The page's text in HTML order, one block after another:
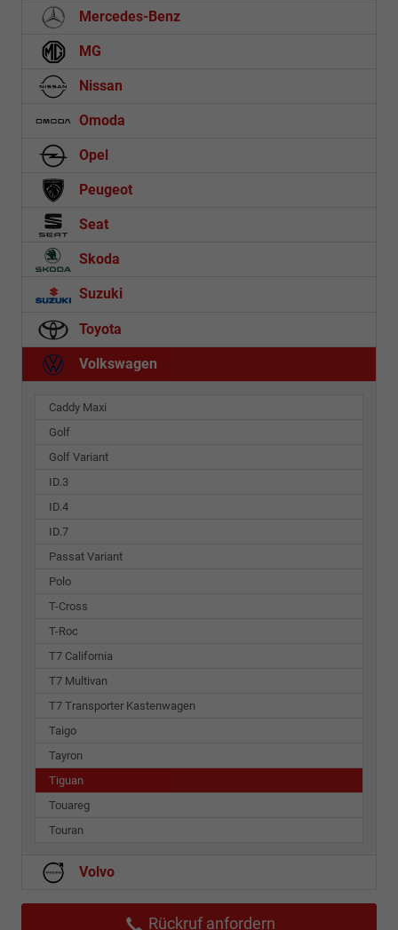
Mercedes-Benz
MG
Nissan
Omoda
Opel
Peugeot
Seat
Skoda
Suzuki
Toyota
Volkswagen
Caddy Maxi
Golf
Golf Variant
ID.3
ID.4
ID.7
Passat Variant
Polo
T-Cross
T-Roc
T7 California
T7 Multivan
T7 Transporter Kastenwagen
Taigo
Tayron
Tiguan
Touareg
Touran
Volvo
Rückruf anfordern